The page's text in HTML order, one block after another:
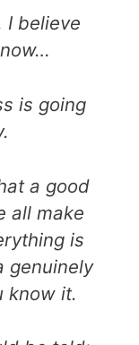
I believe
is going
a good
all make
is
genuinely
know it.